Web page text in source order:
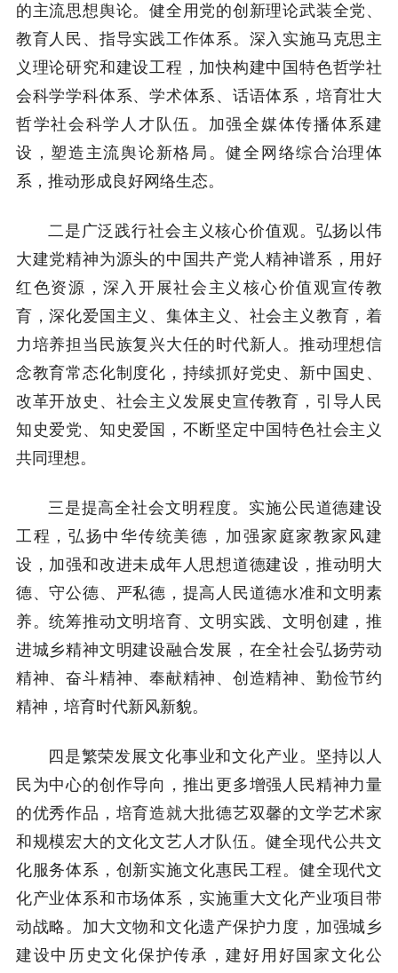
的主流思想舆论。健全用党的创新理论武装全党、
教育人民、指导实践工作体系。深入实施马克思主
义理论研究和建设工程，加快构建中国特色哲学社
会科学学科体系、学术体系、话语体系，培育壮大
哲学社会科学人才队伍。加强全媒体传播体系建
设，塑造主流舆论新格局。健全网络综合治理体
系，推动形成良好网络生态。
二是广泛践行社会主义核心价值观。弘扬以伟
大建党精神为源头的中国共产党人精神谱系，用好
红色资源，深入开展社会主义核心价值观宣传教
育，深化爱国主义、集体主义、社会主义教育，着
力培养担当民族复兴大任的时代新人。推动理想信
念教育常态化制度化，持续抓好党史、新中国史、
改革开放史、社会主义发展史宣传教育，引导人民
知史爱党、知史爱国，不断坚定中国特色社会主义
共同理想。
三是提高全社会文明程度。实施公民道德建设
工程，弘扬中华传统美德，加强家庭家教家风建
设，加强和改进未成年人思想道德建设，推动明大
德、守公德、严私德，提高人民道德水准和文明素
养。统筹推动文明培育、文明实践、文明创建，推
进城乡精神文明建设融合发展，在全社会弘扬劳动
精神、奋斗精神、奉献精神、创造精神、勤俭节约
精神，培育时代新风新貌。
四是繁荣发展文化事业和文化产业。坚持以人
民为中心的创作导向，推出更多增强人民精神力量
的优秀作品，培育造就大批德艺双馨的文学艺术家
和规模宏大的文化文艺人才队伍。健全现代公共文
化服务体系，创新实施文化惠民工程。健全现代文
化产业体系和市场体系，实施重大文化产业项目带
动战略。加大文物和文化遗产保护力度，加强城乡
建设中历史文化保护传承，建好用好国家文化公